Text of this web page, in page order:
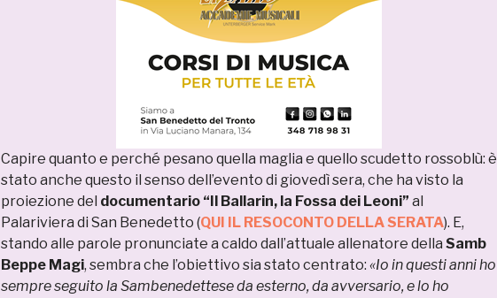
Capire quanto e perché pesano quella maglia e quello scudetto rossoblù: è
stato anche questo il senso dell’evento di giovedì sera, che ha visto la
proiezione del documentario “Il Ballarin, la Fossa dei Leoni” al
Palariviera di San Benedetto (QUI IL RESOCONTO DELLA SERATA). E,
stando alle parole pronunciate a caldo dall’attuale allenatore della Samb
Beppe Magi, sembra che l’obiettivo sia stato centrato: «Io in questi anni ho
sempre seguito la Sambenedettese da esterno, da avversario, e lo ho